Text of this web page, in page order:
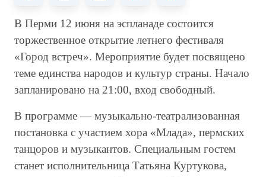
В Перми 12 июня на эспланаде состоится
торжественное открытие летнего фестиваля
«Город встреч». Мероприятие будет посвящено
теме единства народов и культур страны. Начало
запланировано на 21:00, вход свободный.
В программе — музыкально-театрализованная
постановка с участием хора «Млада», пермских
танцоров и музыкантов. Специальным гостем
станет исполнительница Татьяна Куртукова,